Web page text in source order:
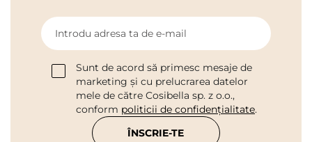
Introdu adresa ta de e-mail
Sunt de acord să primesc mesaje de
marketing și cu prelucrarea datelor
mele de către Cosibella sp. z o.o.,
conform politicii de confidențialitate.
ÎNSCRIE-TE